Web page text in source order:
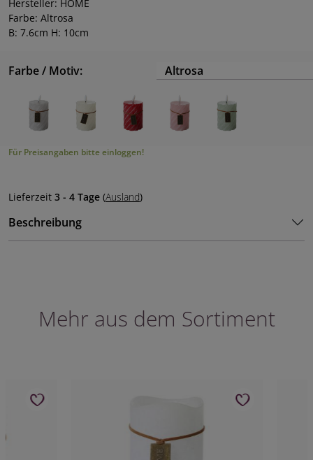
Hersteller: HOME
Farbe: Altrosa
B: 7.6cm H: 10cm
Farbe / Motiv: Altrosa
Für Preisangaben bitte einloggen!
Lieferzeit 3 - 4 Tage (Ausland)
Beschreibung
Mehr aus dem Sortiment